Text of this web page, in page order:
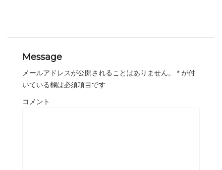
Message
メールアドレスが公開されることはありません。 * が付
いている欄は必須項目です
コメント